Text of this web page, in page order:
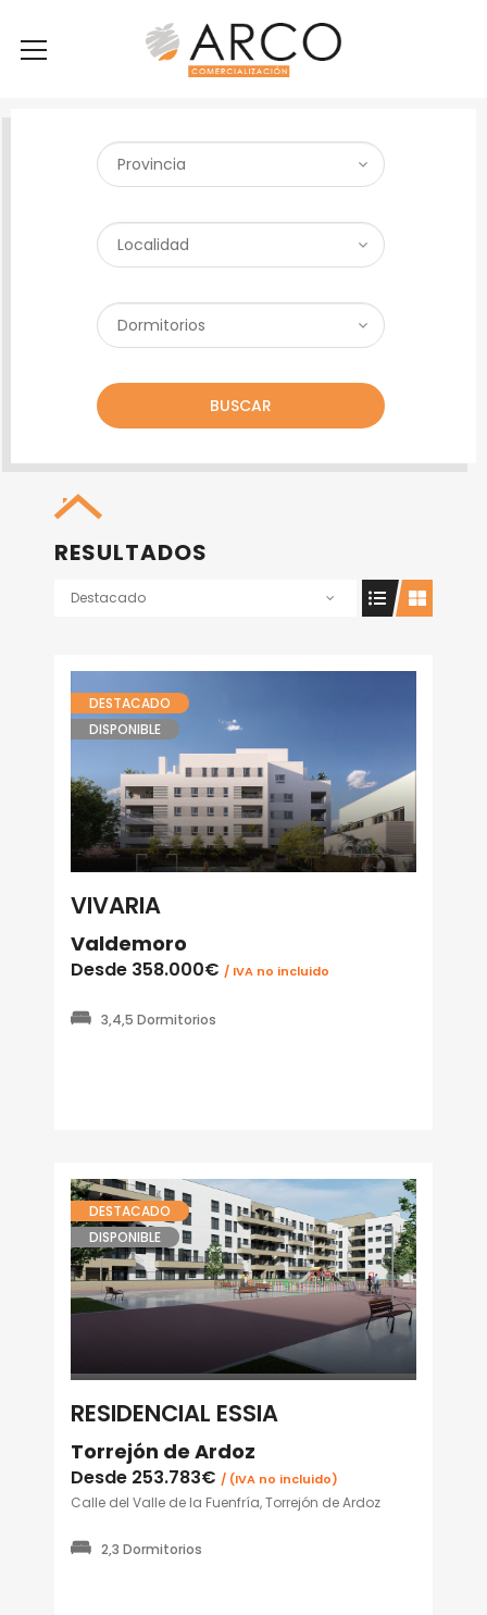
BUSCAR
RESULTADOS
Destacado
DESTACADO
DISPONIBLE
VIVARIA
Valdemoro
Desde 358.000€ / IVA no incluido
3,4,5 Dormitorios
DESTACADO
DISPONIBLE
RESIDENCIAL ESSIA
Torrejón de Ardoz
Desde 253.783€ / (IVA no incluido)
Calle del Valle de la Fuenfría, Torrejón de Ardoz
2,3 Dormitorios